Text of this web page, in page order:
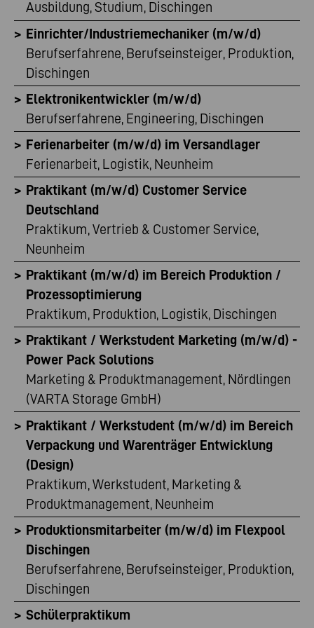
Development
Qualitätsmanagement
Sonstige
Vertrieb & Customer Service(1)
Ausbildung, Studium, Dischingen
Einrichter/Industriemechaniker (m/w/d)
Berufserfahrene, Berufseinsteiger, Produktion,
Dischingen
Elektronikentwickler (m/w/d)
Berufserfahrene, Engineering, Dischingen
Ferienarbeiter (m/w/d) im Versandlager
Ferienarbeit, Logistik, Neunheim
Praktikant (m/w/d) Customer Service
Deutschland
Praktikum, Vertrieb & Customer Service,
Neunheim
Praktikant (m/w/d) im Bereich Produktion /
Prozessoptimierung
Praktikum, Produktion, Logistik, Dischingen
Praktikant / Werkstudent Marketing (m/w/d) -
Power Pack Solutions
Marketing & Produktmanagement, Nördlingen
(VARTA Storage GmbH)
Praktikant / Werkstudent (m/w/d) im Bereich
Verpackung und Warenträger Entwicklung
(Design)
Praktikum, Werkstudent, Marketing &
Produktmanagement, Neunheim
Produktionsmitarbeiter (m/w/d) im Flexpool
Dischingen
Berufserfahrene, Berufseinsteiger, Produktion,
Dischingen
Schülerpraktikum